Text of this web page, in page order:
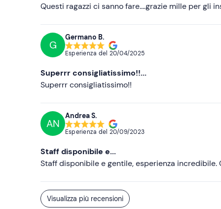
Questi ragazzi ci sanno fare....grazie mille per gli
G
Germano B.
Esperienza del 20/04/2025
Superrr consigliatissimo!!...
Superrr consigliatissimo!!
AN
Andrea S.
Esperienza del 20/09/2023
Staff disponibile e...
Staff disponibile e gentile, esperienza
Visualizza più recensioni